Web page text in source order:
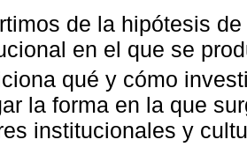
de la hipótesis
en el que se
qué y cómo
la forma en la que
institucionales y